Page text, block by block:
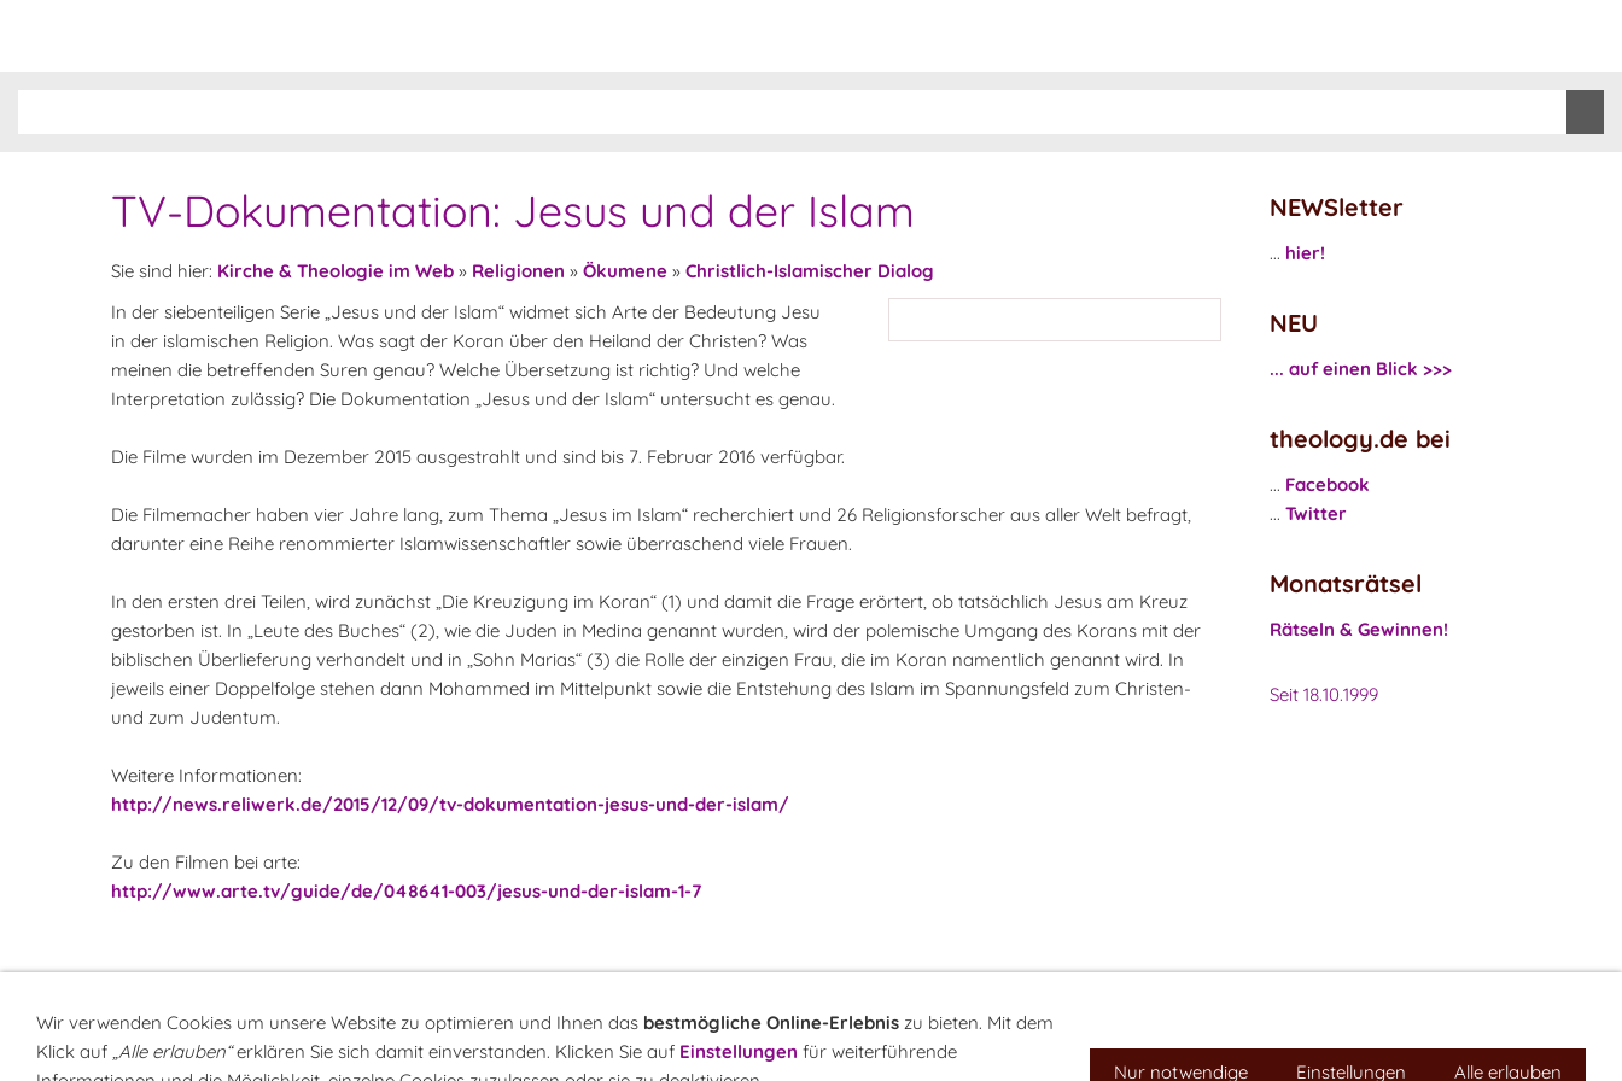
TV-Dokumentation: Jesus und der Islam
Sie sind hier: Kirche & Theologie im Web » Religionen » Ökumene » Christlich-Islamischer Dialog
In der siebenteiligen Serie „Jesus und der Islam“ widmet sich Arte der Bedeutung Jesu
in der islamischen Religion. Was sagt der Koran über den Heiland der Christen? Was
meinen die betreffenden Suren genau? Welche Übersetzung ist richtig? Und welche
Interpretation zulässig? Die Dokumentation „Jesus und der Islam“ untersucht es genau.
Die Filme wurden im Dezember 2015 ausgestrahlt und sind bis 7. Februar 2016 verfügbar.
Die Filmemacher haben vier Jahre lang, zum Thema „Jesus im Islam“ recherchiert und 26 Religionsforscher aus aller Welt befragt,
darunter eine Reihe renommierter Islamwissenschaftler sowie überraschend viele Frauen.
In den ersten drei Teilen, wird zunächst „Die Kreuzigung im Koran“ (1) und damit die Frage erörtert, ob tatsächlich Jesus am Kreuz
gestorben ist. In „Leute des Buches“ (2), wie die Juden in Medina genannt wurden, wird der polemische Umgang des Korans mit der
biblischen Überlieferung verhandelt und in „Sohn Marias“ (3) die Rolle der einzigen Frau, die im Koran namentlich genannt wird. In
jeweils einer Doppelfolge stehen dann Mohammed im Mittelpunkt sowie die Entstehung des Islam im Spannungsfeld zum Christen-
und zum Judentum.
Weitere Informationen:
http://news.reliwerk.de/2015/12/09/tv-dokumentation-jesus-und-der-islam/
Zu den Filmen bei arte:
http://www.arte.tv/guide/de/048641-003/jesus-und-der-islam-1-7
NEWSletter
... hier!
NEU
... auf einen Blick >>>
theology.de bei
... Facebook
... Twitter
Monatsrätsel
Rätseln & Gewinnen!
Seit 18.10.1999
Sitemap NEWSletterLINK-Hinweis DisclaimerDatenschutzerklärung ImpressumCookies
Wir verwenden Cookies um unsere Website zu optimieren und Ihnen das bestmögliche Online-Erlebnis zu bieten. Mit dem
Klick auf „Alle erlauben“erklären Sie sich damit einverstanden. Klicken Sie auf Einstellungen für weiterführende
Nur notwendige Einstellungen Alle erlauben